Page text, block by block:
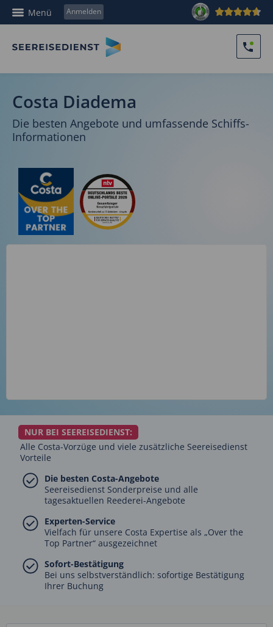
Menü Anmelden
Costa Diadema
Die besten Angebote und umfassende Schiffs-
Informationen
NUR BEI SEEREISEDIENST:
Alle Costa-Vorzüge und viele zusätzliche Seereisedienst
Vorteile
Die besten Costa-Angebote
Seereisedienst Sonderpreise und alle
tagesaktuellen Reederei-Angebote
Experten-Service
Vielfach für unsere Costa Expertise als „Over the
Top Partner“ ausgezeichnet
Sofort-Bestätigung
Bei uns selbstverständlich: sofortige Bestätigung
Ihrer Buchung